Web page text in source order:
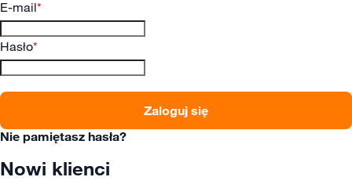
E-mail
Hasło
Zaloguj się
Nie pamiętasz hasła?
Nowi klienci